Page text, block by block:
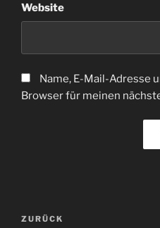
Website
Name, E-Mail-Adresse
Browser für meinen
Beitragsnavigation
Vorheriger
ZURÜCK